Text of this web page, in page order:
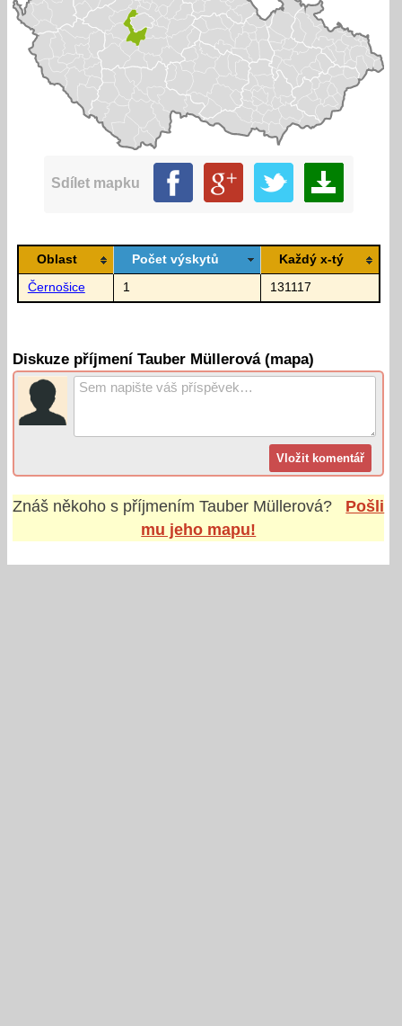
Sdílet mapku
Oblast Počet výskytů Každý x-tý
Černošice 1 131117
Diskuze příjmení Tauber Müllerová (mapa)
Znáš někoho s příjmenímTauber Müllerová?
Pošli
mu jeho mapu!